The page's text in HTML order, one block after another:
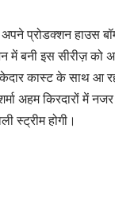
प्रोडक्शन हाउस
में बनी इस सीरीज़ को
कास्ट के साथ आ
अहम किरदारों में
स्ट्रीम होगी।